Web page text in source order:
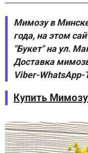
Мимозу в
года, на этом
"Букет" на ул.
Доставка
Viber-WhatsApp-
Купить